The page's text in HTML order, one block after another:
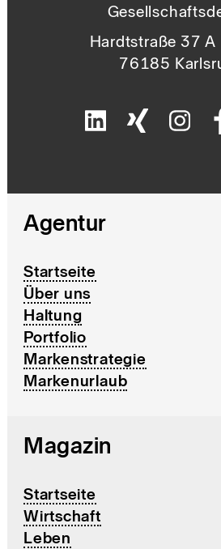
Hardtstraße 37 A
76185
Agentur
Startseite
Über uns
Haltung
Portfolio
Markenstrategie
Markenurlaub
Magazin
Startseite
Wirtschaft
Leben